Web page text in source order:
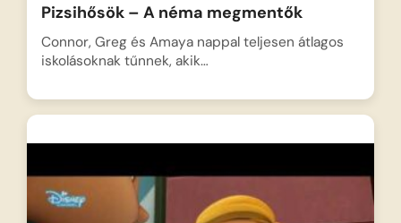
Pizsihősök – A néma megmentők
Connor, Greg és Amaya nappal teljesen átlagos
iskolásoknak tűnnek, akik…